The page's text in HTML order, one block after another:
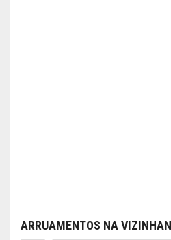
ARRUAMENTOS NA